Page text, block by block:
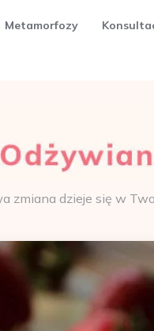
Metamorfozy
zmiana dzieje się w